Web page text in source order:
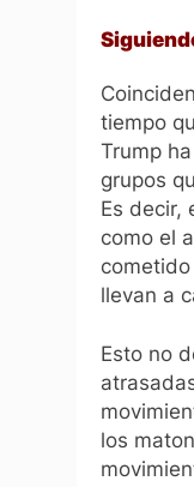
tiempo
Trump
grupos
Es decir,
como el
llevan a
Esto no
los